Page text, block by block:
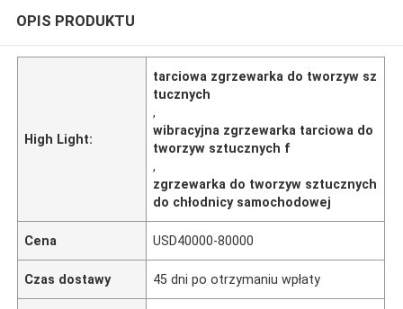
OPIS PRODUKTU
High Light:
tarciowa zgrzewarka do tworzyw sz
tucznych
,
wibracyjna zgrzewarka tarciowa do
tworzyw sztucznych f
,
zgrzewarka do tworzyw sztucznych
do chłodnicy samochodowej
Cena USD40000-80000
Czas dostawy 45 dni po otrzymaniu wpłaty